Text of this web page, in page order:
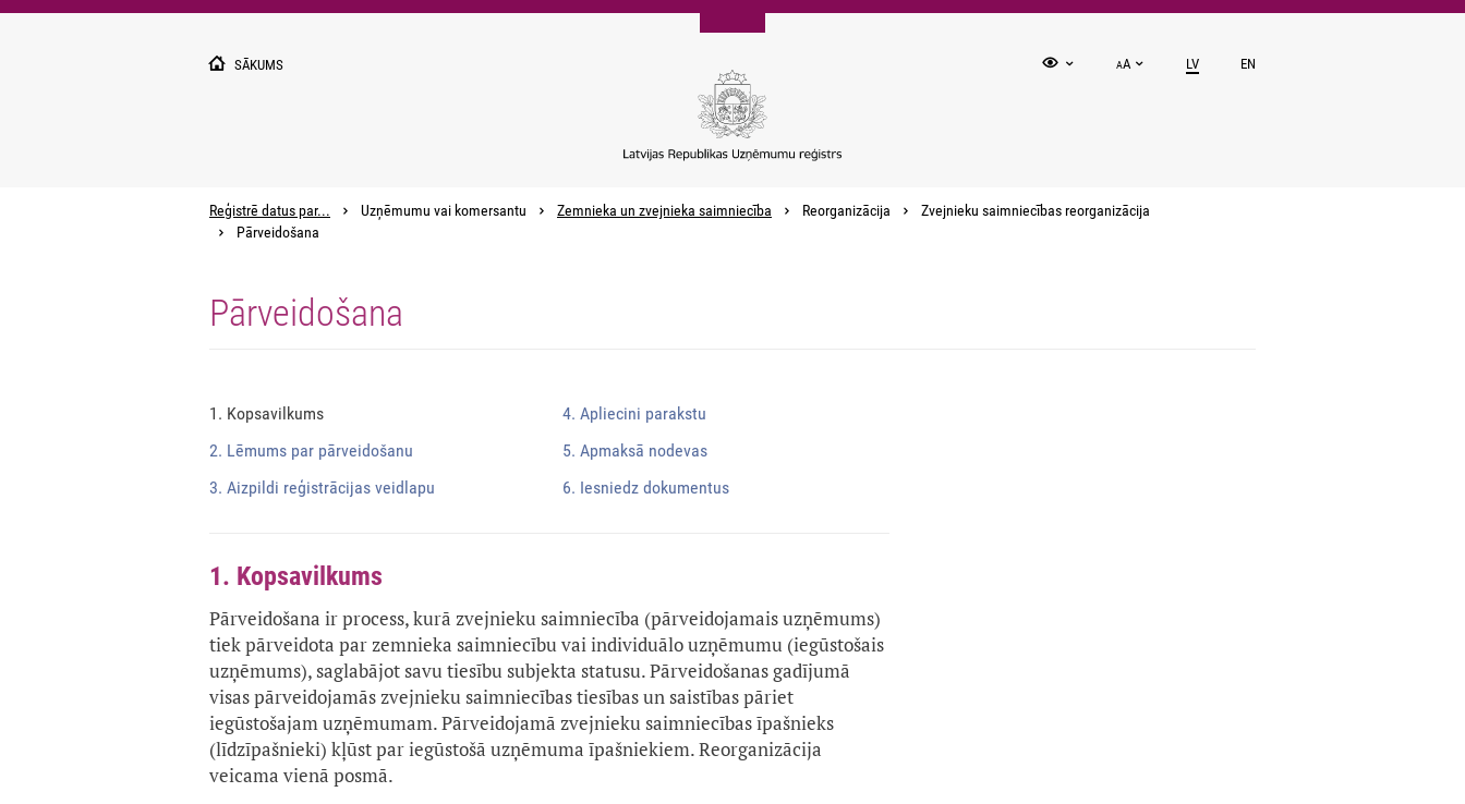
Pārlekt
SĀKUMS AA LV EN
Reģistrē datus par... Uzņēmumu vai komersantu Zemnieka un zvejnieka saimniecība Reorganizācija
Zvejnieku saimniecības reorganizācija
Pārveidošana
Pārveidošana
1. Kopsavilkums
2. Lēmums par pārveidošanu
3. Aizpildi reģistrācijas veidlapu
4. Apliecini parakstu
5. Apmaksā nodevas
6. Iesniedz dokumentus
1. Kopsavilkums
Pārveidošana ir process, kurā zvejnieku saimniecība (pārveidojamais uzņēmums)
tiek pārveidota par zemnieka saimniecību vai individuālo uzņēmumu (iegūstošais
uzņēmums), saglabājot savu tiesību subjekta statusu. Pārveidošanas gadījumā
visas pārveidojamās zvejnieku saimniecības tiesības un saistības pāriet
iegūstošajam uzņēmumam. Pārveidojamā zvejnieku saimniecības īpašnieks
(līdzīpašnieki) kļūst par iegūstošā uzņēmuma īpašniekiem. Reorganizācija
veicama vienā posmā.